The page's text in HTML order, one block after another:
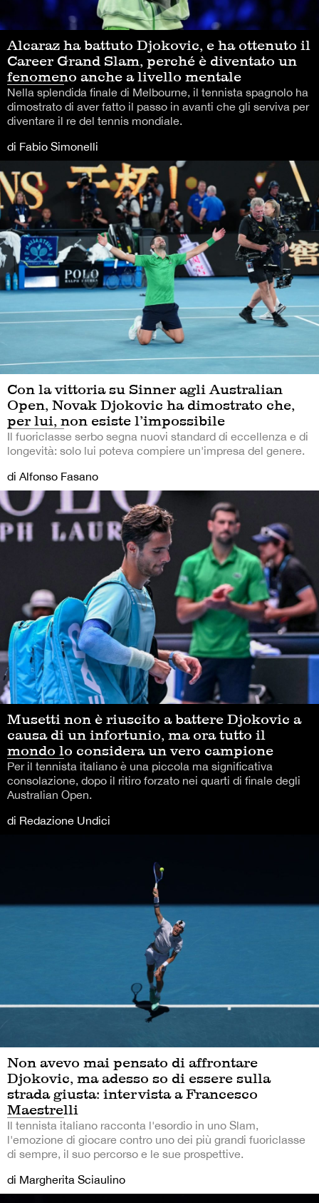
Alcaraz ha battuto Djokovic, e ha ottenuto il
Career Grand Slam, perché è diventato un
fenomeno anche a livello mentale
Nella splendida finale di Melbourne, il tennista spagnolo ha
dimostrato di aver fatto il passo in avanti che gli serviva per
diventare il re del tennis mondiale.
di Fabio Simonelli
Con la vittoria su Sinner agli Australian
Open, Novak Djokovic ha dimostrato che,
per lui, non esiste l’impossibile
Il fuoriclasse serbo segna nuovi standard di eccellenza e di
longevità: solo lui poteva compiere un'impresa del genere.
di Alfonso Fasano
Musetti non è riuscito a battere Djokovic a
causa di un infortunio, ma ora tutto il
mondo lo considera un vero campione
Per il tennista italiano è una piccola ma significativa
consolazione, dopo il ritiro forzato nei quarti di finale degli
Australian Open.
di Redazione Undici
Non avevo mai pensato di affrontare
Djokovic, ma adesso so di essere sulla
strada giusta: intervista a Francesco
Maestrelli
Il tennista italiano racconta l'esordio in uno Slam,
l'emozione di giocare contro uno dei più grandi fuoriclasse
di sempre, il suo percorso e le sue prospettive.
di Margherita Sciaulino